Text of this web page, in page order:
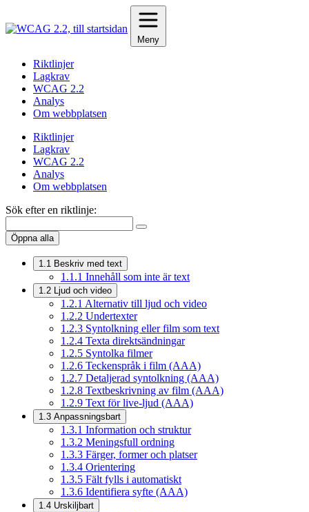
till
innehåll
Meny
Riktlinjer
Lagkrav
WCAG 2.2
Analys
Om webbplatsen
Riktlinjer
Lagkrav
WCAG 2.2
Analys
Om webbplatsen
Sök efter en riktlinje:
Öppna alla
1.1 Beskriv med text
1.1.1 Innehåll som inte är text
1.2 Ljud och video
1.2.1 Alternativ till ljud och video
1.2.2 Undertexter
1.2.3 Syntolkning eller film som text
1.2.4 Texta direktsändningar
1.2.5 Syntolka filmer
1.2.6 Teckenspråk i film (AAA)
1.2.7 Detaljerad syntolkning (AAA)
1.2.8 Textbeskrivning av film (AAA)
1.2.9 Text för live-ljud (AAA)
1.3 Anpassningsbart
1.3.1 Information och struktur
1.3.2 Meningsfull ordning
1.3.3 Färger, former och platser
1.3.4 Orientering
1.3.5 Fält fylls i automatiskt
1.3.6 Identifiera syfte (AAA)
1.4 Urskiljbart